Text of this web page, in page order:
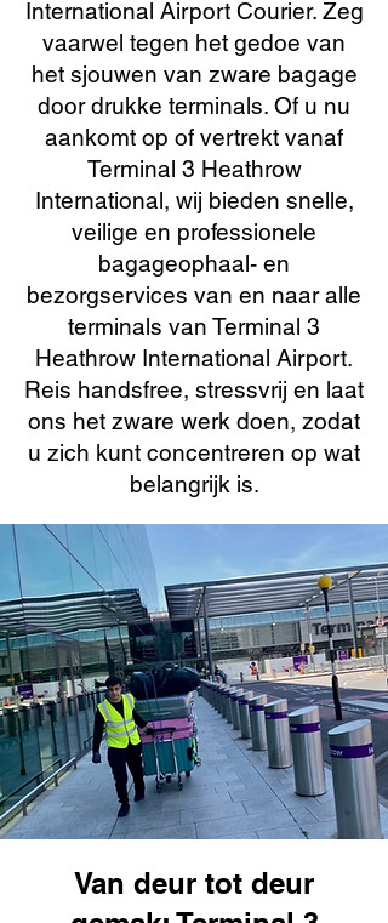
International Airport Courier. Zeg
vaarwel tegen het gedoe van
het sjouwen van zware bagage
door drukke terminals. Of u nu
aankomt op of vertrekt vanaf
Terminal 3 Heathrow
International, wij bieden snelle,
veilige en professionele
bagageophaal- en
bezorgservices van en naar alle
terminals van Terminal 3
Heathrow International Airport.
Reis handsfree, stressvrij en laat
ons het zware werk doen, zodat
u zich kunt concentreren op wat
belangrijk is.
Van deur tot deur